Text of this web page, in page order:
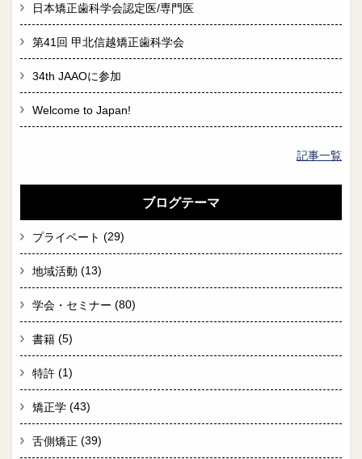
日本矯正歯科学会認定医/専門医
第41回 甲北信越矯正歯科学会
34th JAAOに参加
Welcome to Japan!
記事一覧
ブログテーマ
プライベート (29)
地域活動 (13)
学会・セミナー (80)
書籍 (5)
特許 (1)
矯正学 (43)
舌側矯正 (39)